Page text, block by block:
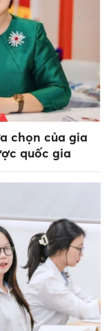
chọn của gia
quốc gia